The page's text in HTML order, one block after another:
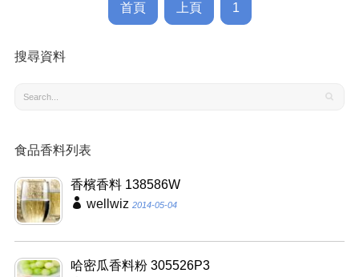
首頁 上頁 1
搜尋資料
食品香料列表
香檳香料 138586W
wellwiz 2014-05-04
哈密瓜香料粉 305526P3